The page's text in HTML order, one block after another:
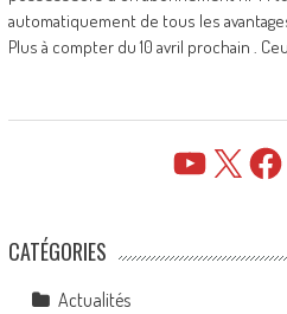
automatiquement de tous les
Plus à compter du 10 avril prochain .
YouTube
CATÉGORIES
Actualités